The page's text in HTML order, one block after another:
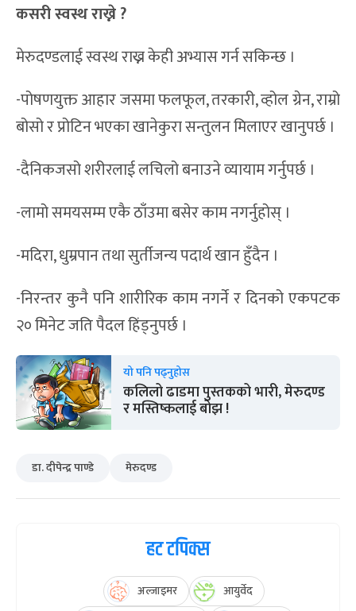
कसरी स्वस्थ राख्ने ?
मेरुदण्डलाई स्वस्थ राख्न केही अभ्यास गर्न सकिन्छ ।
-पोषणयुक्त आहार जसमा फलफूल, तरकारी, व्होल ग्रेन, राम्रो
बोसो र प्रोटिन भएका खानेकुरा सन्तुलन मिलाएर खानुपर्छ ।
-दैनिकजसो शरीरलाई लचिलो बनाउने व्यायाम गर्नुपर्छ ।
-लामो समयसम्म एकै ठाँउमा बसेर काम नगर्नुहोस् ।
-मदिरा, धुम्रपान तथा सुर्तीजन्य पदार्थ खान हुँदैन ।
-निरन्तर कुनै पनि शारीरिक काम नगर्ने र दिनको एकपटक
२० मिनेट जति पैदल हिंड्नुपर्छ ।
यो पनि पढ्नुहोस
कलिलो ढाडमा पुस्तकको भारी, मेरुदण्ड
र मस्तिष्कलाई बोझ !
डा. दीपेन्द्र पाण्डे मेरुदण्ड
हट टपिक्स
अल्जाइमर
आयुर्वेद